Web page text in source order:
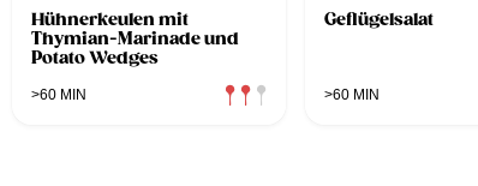
Hühnerkeulen mit
Thymian-Marinade und
Potato Wedges
>60 MIN
Geflügelsalat
>60 MIN